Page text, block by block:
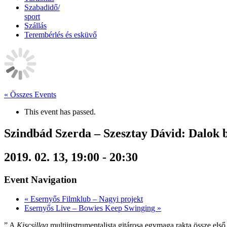
Szabadidő/
sport
Szállás
Terembérlés és esküvő
« Összes Events
This event has passed.
Szindbád Szerda – Szesztay Dávid: Dalok
2019. 02. 13, 19:00 - 20:30
Event Navigation
« Esernyős Filmklub – Nagyi projekt
Esernyős Live – Bowies Keep Swinging »